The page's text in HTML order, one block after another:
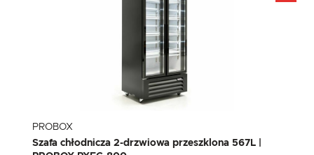
PROBOX
Szafa chłodnicza 2-drzwiowa przeszklona 567L |